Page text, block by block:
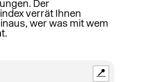
Der
verrät Ihnen
wer was mit wem
📍